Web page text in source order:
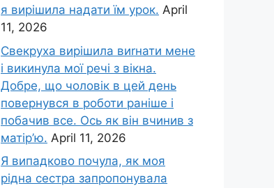
я вирішила надати їм урок. April
11, 2026
Свекруха вирішила виrнати мене
і викинула мої речі з вікна.
Добре, що чоловік в цей день
повернувся в роботи раніше і
побачив все. Ось як він вчинив з
матір’ю. April 11, 2026
Я випадково почула, як моя
рідна сестра запропонувала